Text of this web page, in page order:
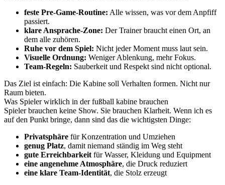
feste Pre-Game-Routine: Alle wissen, was vor dem Anpfiff
passiert.
klare Ansprache-Zone: Der Trainer braucht einen Ort, an
dem alle zuhören.
Ruhe vor dem Spiel: Nicht jeder Moment muss laut sein.
Visuelle Ordnung: Weniger Ablenkung, mehr Fokus.
Team-Regeln: Sauberkeit und Respekt sind nicht optional.
Das Ziel ist einfach: Die Kabine soll Verhalten formen. Nicht nur
Raum bieten.
Was Spieler wirklich in der fußball kabine brauchen
Spieler brauchen keine Show. Sie brauchen Klarheit. Wenn ich es
auf den Punkt bringe, dann sind das die wichtigsten Dinge:
Privatsphäre für Konzentration und Umziehen
genug Platz, damit niemand ständig im Weg steht
gute Erreichbarkeit für Wasser, Kleidung und Equipment
eine angenehme Atmosphäre, die Druck reduziert
eine klare Team-Identität, die Stolz erzeugt